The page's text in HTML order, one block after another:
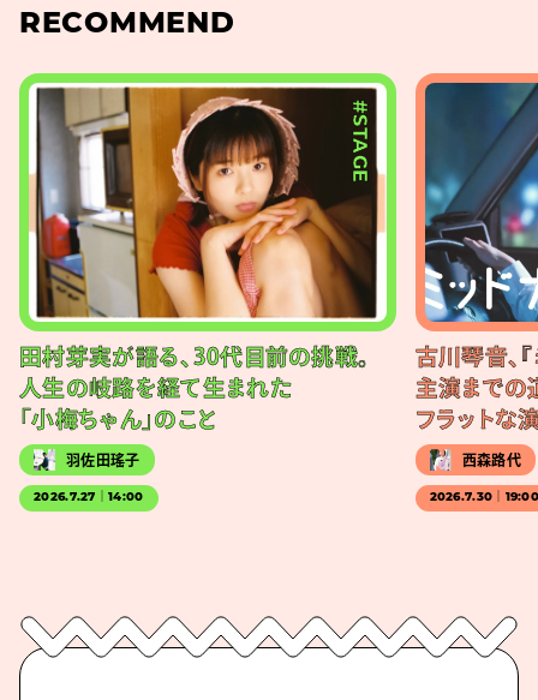
RECOMMEND
#STAGE
田村芽実が語る、30代目前の挑戦。
人生の岐路を経て生まれた
「小梅ちゃん」のこと
羽佐田瑤子
2026.7.27｜14:00
古川琴音、
主演までの
フラットな
西森路代
2026.7.30｜